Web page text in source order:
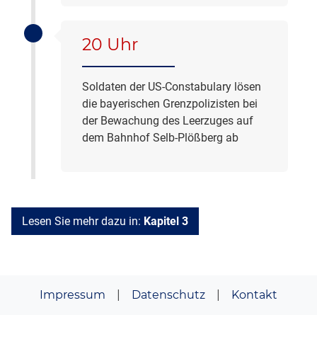
20 Uhr
Soldaten der US-Constabulary lösen
die bayerischen Grenzpolizisten bei
der Bewachung des Leerzuges auf
dem Bahnhof Selb-Plößberg ab
Lesen Sie mehr dazu in: Kapitel 3
Impressum Datenschutz Kontakt